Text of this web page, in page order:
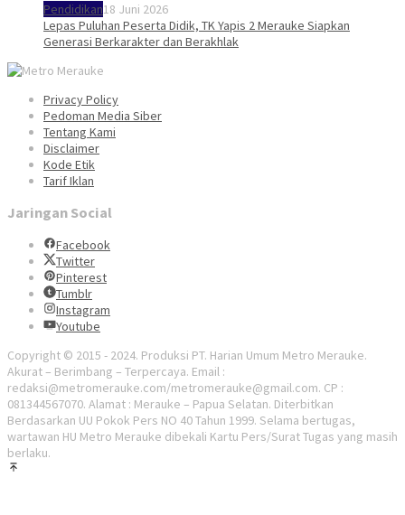
Pendidikan18 Juni 2026
Lepas Puluhan Peserta Didik, TK Yapis 2 Merauke Siapkan
Generasi Berkarakter dan Berakhlak
Privacy Policy
Pedoman Media Siber
Tentang Kami
Disclaimer
Kode Etik
Tarif Iklan
Jaringan Social
Facebook
Twitter
Pinterest
Tumblr
Instagram
Youtube
Copyright © 2015 - 2024. Produksi PT. Harian Umum Metro Merauke.
Akurat – Berimbang – Terpercaya. Email :
redaksi@metromerauke.com/metromerauke@gmail.com. CP :
081344567070. Alamat : Merauke – Papua Selatan. Diterbitkan
Berdasarkan UU Pokok Pers NO 40 Tahun 1999. Selama bertugas,
wartawan HU Metro Merauke dibekali Kartu Pers/Surat Tugas yang masih
berlaku.